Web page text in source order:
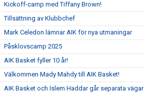
Kickoff-camp med Tiffany Brown!
Tillsättning av Klubbchef
Mark Celedon lämnar AIK för nya utmaningar
Påsklovscamp 2025
AIK Basket fyller 10 år!
Välkommen Mady Mahdy till AIK Basket!
AIK Basket och Islem Haddar går separata vägar